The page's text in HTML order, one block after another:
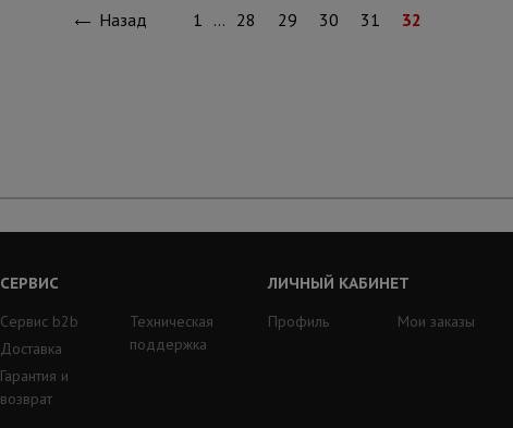
Назад 1 … 28 29 30 31 32
СЕРВИС
Сервис b2b
Доставка
Гарантия и
возврат
Техническая
поддержка
ЛИЧНЫЙ КАБИНЕТ
Профиль
Мои заказы